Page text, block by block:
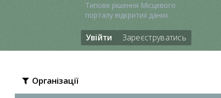
Типове рішення Місцевого
порталу відкритих даних
Увійти Зареєструватись
Організації